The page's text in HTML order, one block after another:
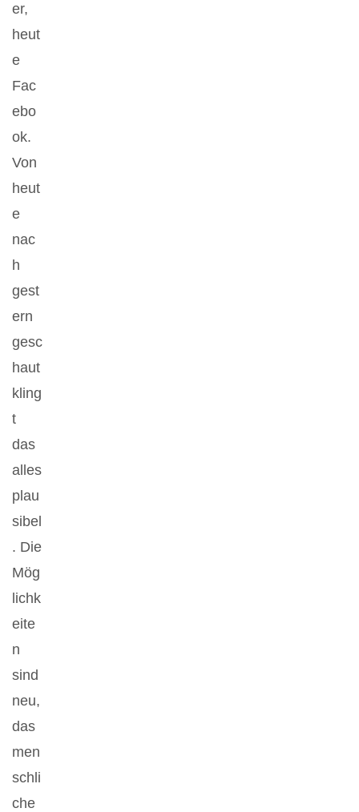
er,
heut
e
Fac
ebo
ok.
Von
heut
e
nac
h
gest
ern
gesc
haut
kling
t
das
alles
plau
sibel
. Die
Mög
lichk
eite
n
sind
neu,
das
men
schli
che